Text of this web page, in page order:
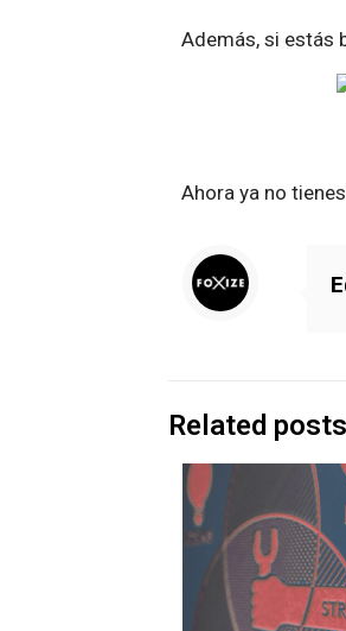
Además, si estás
Ahora ya no
Related posts